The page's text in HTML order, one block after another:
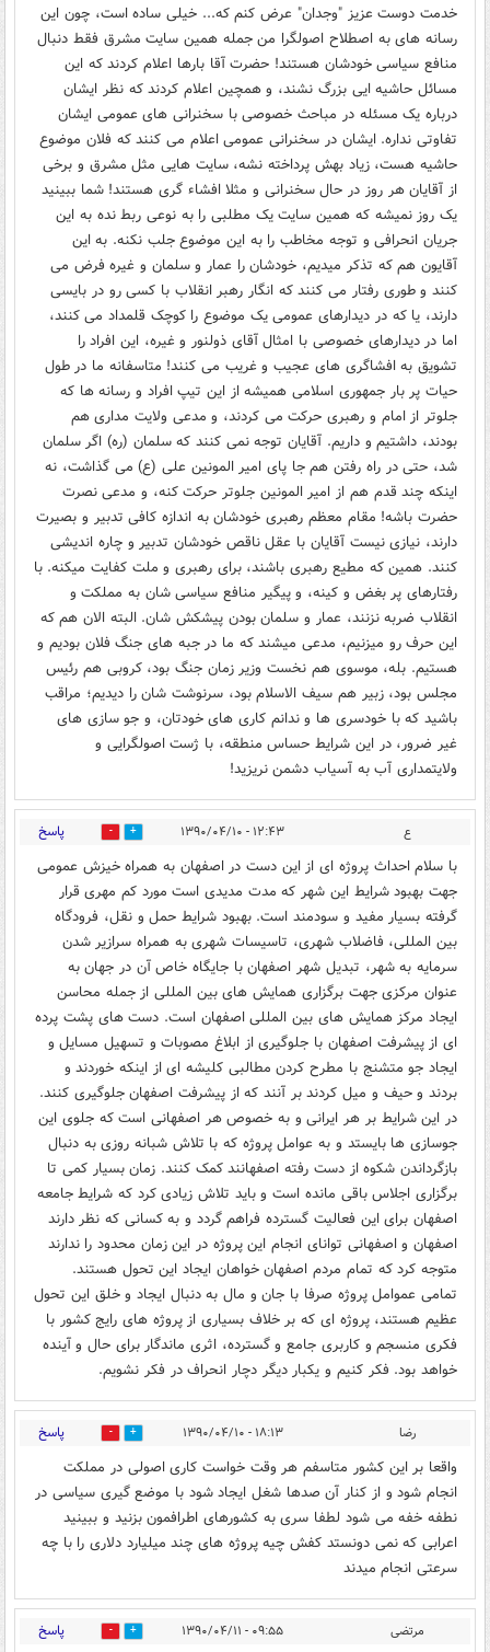
خدمت دوست عزیز "وجدان" عرض کنم که... خیلی ساده است، چون این
رسانه های به اصطلاح اصولگرا من جمله همین سایت مشرق فقط دنبال
منافع سیاسی خودشان هستند! حضرت آقا بارها اعلام کردند که این
مسائل حاشیه ایی بزرگ نشند، و همچین اعلام کردند که نظر ایشان
درباره یک مسئله در مباحث خصوصی با سخنرانی های عمومی ایشان
تفاوتی نداره. ایشان در سخنرانی عمومی اعلام می کنند که فلان موضوع
حاشیه هست، زیاد بهش پرداخته نشه، سایت هایی مثل مشرق و برخی
از آقایان هر روز در حال سخنرانی و مثلا افشاء گری هستند! شما ببینید
یک روز نمیشه که همین سایت یک مطلبی را به نوعی ربط نده به این
جریان انحرافی و توجه مخاطب را به این موضوع جلب نکنه. به این
آقایون هم که تذکر میدیم، خودشان را عمار و سلمان و غیره فرض می
کنند و طوری رفتار می کنند که انگار رهبر انقلاب با کسی رو در بایسی
دارند، یا که در دیدارهای عمومی یک موضوع را کوچک قلمداد می کنند،
اما در دیدارهای خصوصی با امثال آقای ذولنور و غیره، این افراد را
تشویق به افشاگری های عجیب و غریب می کنند! متاسفانه ما در طول
حیات پر بار جمهوری اسلامی همیشه از این تیپ افراد و رسانه ها که
جلوتر از امام و رهبری حرکت می کردند، و مدعی ولایت مداری هم
بودند، داشتیم و داریم. آقایان توجه نمی کنند که سلمان (ره) اگر سلمان
شد، حتی در راه رفتن هم جا پای امیر المونین علی (ع) می گذاشت، نه
اینکه چند قدم هم از امیر المونین جلوتر حرکت کنه، و مدعی نصرت
حضرت باشه! مقام معظم رهبری خودشان به اندازه کافی تدبیر و بصیرت
دارند، نیازی نیست آقایان با عقل ناقص خودشان تدبیر و چاره اندیشی
کنند. همین که مطیع رهبری باشند، برای رهبری و ملت کفایت میکنه. با
رفتارهای پر بغض و کینه، و پیگیر منافع سیاسی شان به مملکت و
انقلاب ضربه نزنند، عمار و سلمان بودن پیشکش شان. البته الان هم که
این حرف رو میزنیم، مدعی میشند که ما در جبه های جنگ فلان بودیم و
هستیم. بله، موسوی هم نخست وزیر زمان جنگ بود، کروبی هم رئیس
مجلس بود، زبیر هم سیف الاسلام بود، سرنوشت شان را دیدیم؛ مراقب
باشید که با خودسری ها و ندانم کاری های خودتان، و جو سازی های
غیر ضرور، در این شرایط حساس منطقه، با ژست اصولگرایی و
ولایتمداری آب به آسیاب دشمن نریزید!
ع ۱۲:۴۳ - ۱۳۹۰/۰۴/۱۰ 0 پاسخ
با سلام احداث پروژه ای از اين دست در اصفهان به همراه خيزش عمومی
جهت بهبود شرايط اين شهر که مدت مديدی است مورد کم مهری قرار
گرفته بسيار مفيد و سودمند است. بهبود شرايط حمل و نقل، فرودگاه
بين المللی، فاضلاب شهری، تاسيسات شهری به همراه سرازير شدن
سرمايه به شهر، تبديل شهر اصفهان با جايگاه خاص آن در جهان به
عنوان مرکزی جهت برگزاری همايش های بين المللی از جمله محاسن
ايجاد مرکز همايش های بين المللی اصفهان است. دست های پشت پرده
ای از پيشرفت اصفهان با جلوگيری از ابلاغ مصوبات و تسهيل مسايل و
ايجاد جو متشنج با مطرح کردن مطالبی کليشه ای از اينکه خوردند و
بردند و حيف و ميل کردند بر آنند که از پيشرفت اصفهان جلوگيری کنند.
در اين شرايط بر هر ايرانی و به خصوص هر اصفهانی است که جلوی اين
جوسازی ها بايستد و به عوامل پروژه که با تلاش شبانه روزی به دنبال
بازگرداندن شکوه از دست رفته اصفهانند کمک کنند. زمان بسيار کمی تا
برگزاری اجلاس باقی مانده است و بايد تلاش زيادی کرد که شرايط جامعه
اصفهان برای اين فعاليت گسترده فراهم گردد و به کسانی که نظر دارند
اصفهان و اصفهانی توانای انجام اين پروژه در اين زمان محدود را ندارند
متوجه کرد که تمام مردم اصفهان خواهان ايجاد اين تحول هستند.
تمامی عموامل پروژه صرفا با جان و مال به دنبال ايجاد و خلق اين تحول
عظيم هستند، پروژه ای که بر خلاف بسياری از پروژه های رايج کشور با
فکری منسجم و کاربری جامع و گسترده، اثری ماندگار برای حال و آينده
خواهد بود. فکر کنيم و يکبار ديگر دچار انحراف در فکر نشويم.
رضا ۱۸:۱۳ - ۱۳۹۰/۰۴/۱۰ 0 پاسخ
واقعا بر این کشور متاسفم هر وقت خواست کاری اصولی در مملکت
انجام شود و از کنار آن صدها شغل ایجاد شود با موضع گیری سیاسی در
نطفه خفه می شود لطفا سری به کشورهای اطرافمون بزنید و ببینید
اعرابی که نمی دونستد کفش چیه پروژه های چند میلیارد دلاری را با چه
سرعتی انجام میدند
مرتضی ۰۹:۵۵ - ۱۳۹۰/۰۴/۱۱ 0 پاسخ